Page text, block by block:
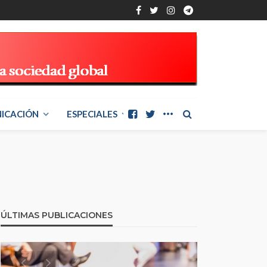
ESPECIALES
ÚLTIMAS PUBLICACIONES